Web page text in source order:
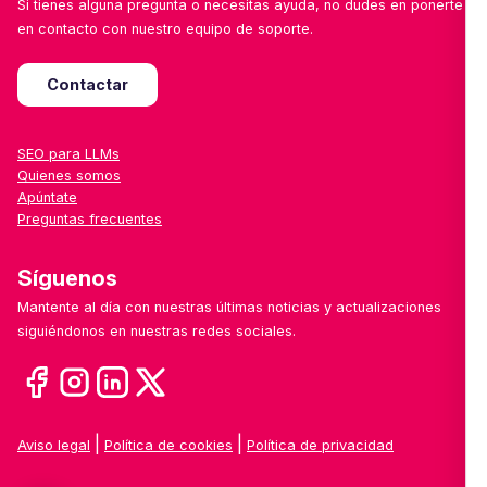
Si tienes alguna pregunta o necesitas ayuda, no dudes en ponerte
en contacto con nuestro equipo de soporte.
Contactar
SEO para LLMs
Quienes somos
Apúntate
Preguntas frecuentes
Síguenos
Mantente al día con nuestras últimas noticias y actualizaciones
siguiéndonos en nuestras redes sociales.
Aviso legal Política de cookies Política de privacidad